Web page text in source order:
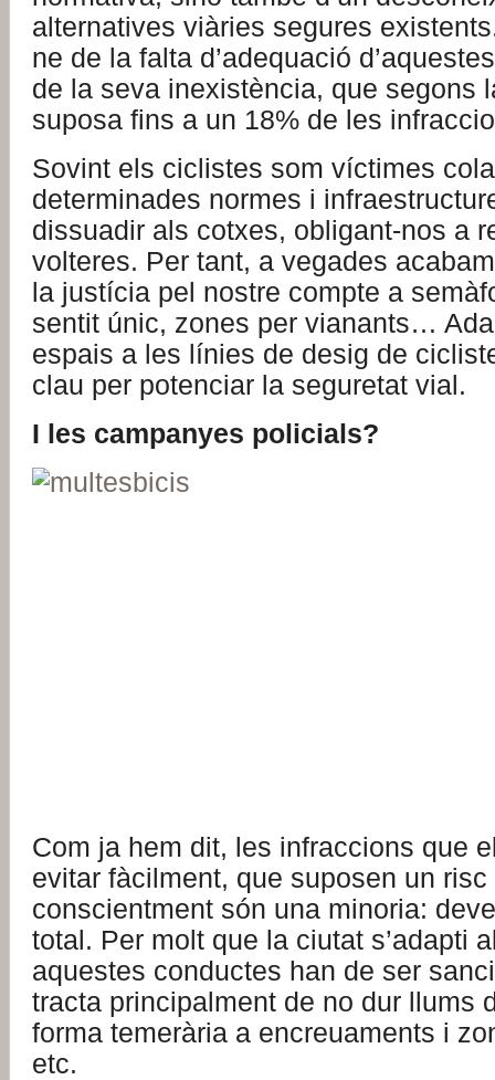
alternatives viàries segures
ne de la falta d’adequació
de la seva inexistència, que segons
suposa fins a un 18% de les
Sovint els ciclistes som víctimes
determinades normes i
dissuadir als cotxes, obligant-nos a
volteres. Per tant, a vegades
la justícia pel nostre compte a
sentit únic, zones per vianants…
espais a les línies de desig de
clau per potenciar la seguretat vial.
I les campanyes policials?
Com ja hem dit, les infraccions que
evitar fàcilment, que suposen un
conscientment són una minoria:
total. Per molt que la ciutat s’adapti
aquestes conductes han de ser
tracta principalment de no dur llums
forma temerària a encreuaments i
etc.